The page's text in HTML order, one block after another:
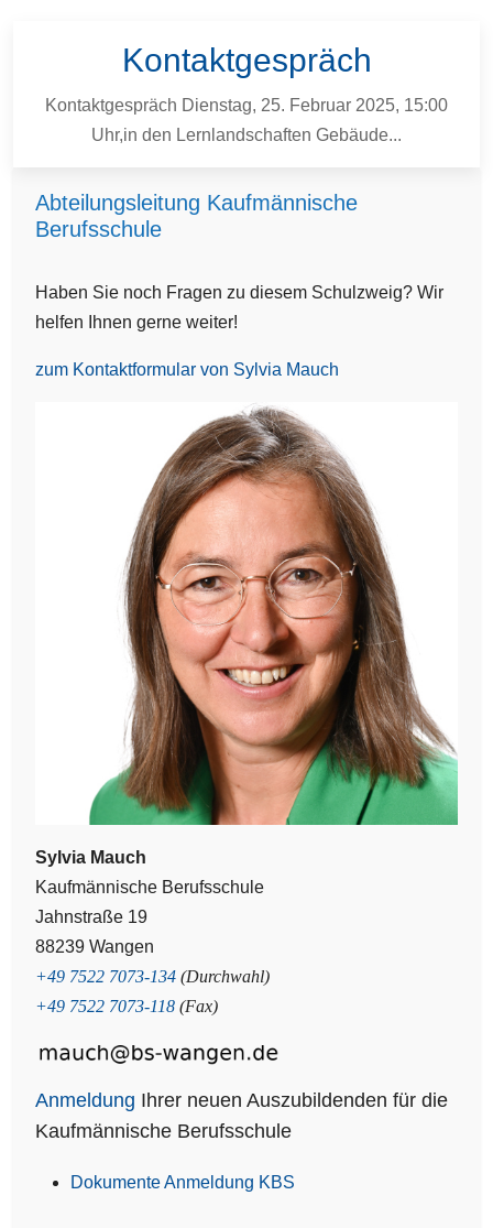
Kontaktgespräch
Kontaktgespräch Dienstag, 25. Februar 2025, 15:00
Uhr,in den Lernlandschaften Gebäude...
Abteilungsleitung Kaufmännische
Berufsschule
Haben Sie noch Fragen zu diesem Schulzweig? Wir
helfen Ihnen gerne weiter!
zum Kontaktformular von Sylvia Mauch
Sylvia Mauch
Kaufmännische Berufsschule
Jahnstraße 19
88239 Wangen
+49 7522 7073-134 (Durchwahl)
+49 7522 7073-118 (Fax)
Anmeldung Ihrer neuen Auszubildenden für die
Kaufmännische Berufsschule
Dokumente Anmeldung KBS